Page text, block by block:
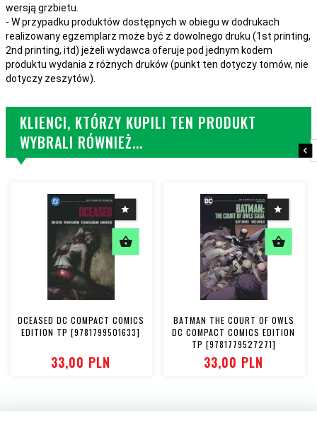
wersją grzbietu.
- W przypadku produktów dostępnych w obiegu w dodrukach
realizowany egzemplarz może być z dowolnego druku (1st printing,
2nd printing, itd) jeżeli wydawca oferuje pod jednym kodem
produktu wydania z różnych druków (punkt ten dotyczy tomów, nie
dotyczy zeszytów).
KLIENCI, KTÓRZY KUPILI TEN PRODUKT
WYBRALI RÓWNIEŻ...
DCEASED DC COMPACT COMICS
EDITION TP [9781799501633]
33,00 PLN
BATMAN THE COURT OF OWLS
DC COMPACT COMICS EDITION
TP [9781779527271]
33,00 PLN